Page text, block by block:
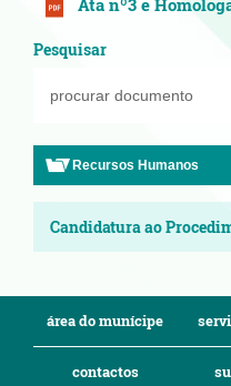
Ata nº3 e
Pesquisar
Recursos Humanos
Candidatura ao
área do munícipe
contactos